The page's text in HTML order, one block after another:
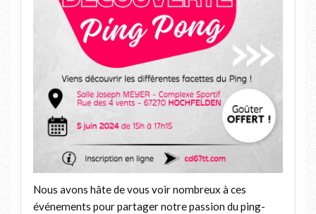
Nous avons hâte de vous voir nombreux à ces
événements pour partager notre passion du ping-